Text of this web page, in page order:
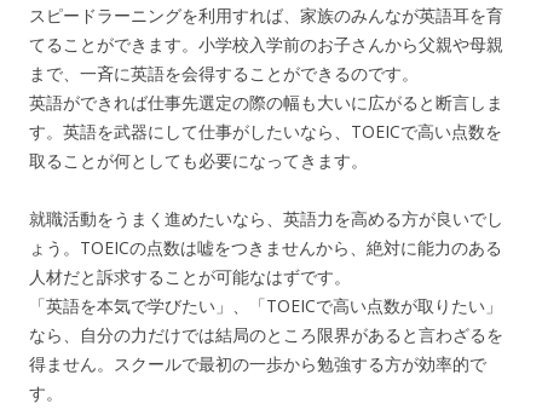
スピードラーニングを利用すれば、家族のみんなが英語耳を育
てることができます。小学校入学前のお子さんから父親や母親
まで、一斉に英語を会得することができるのです。
英語ができれば仕事先選定の際の幅も大いに広がると断言しま
す。英語を武器にして仕事がしたいなら、TOEICで高い点数を
取ることが何としても必要になってきます。
就職活動をうまく進めたいなら、英語力を高める方が良いでし
ょう。TOEICの点数は嘘をつきませんから、絶対に能力のある
人材だと訴求することが可能なはずです。
「英語を本気で学びたい」、「TOEICで高い点数が取りたい」
なら、自分の力だけでは結局のところ限界があると言わざるを
得ません。スクールで最初の一歩から勉強する方が効率的で
す。